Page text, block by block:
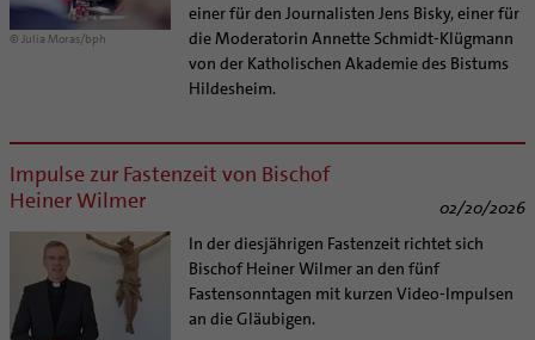
© Julia Moras/bph
einer für den Journalisten Jens Bisky, einer für
die Moderatorin Annette Schmidt-Klügmann
von der Katholischen Akademie des Bistums
Hildesheim.
Impulse zur Fastenzeit von Bischof
Heiner Wilmer
02/20/2026
In der diesjährigen Fastenzeit richtet sich
Bischof Heiner Wilmer an den fünf
Fastensonntagen mit kurzen Video-Impulsen
an die Gläubigen.